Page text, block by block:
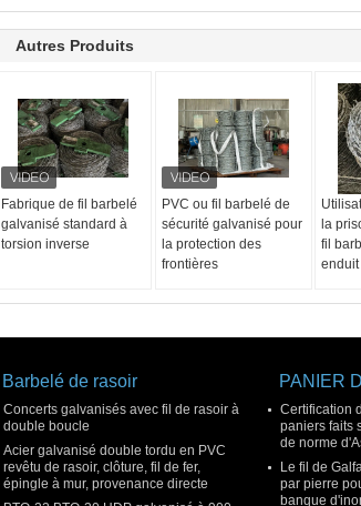
Autres Produits
Fabrique de fil barbelé
galvanisé standard à
torsion inverse
PVC ou fil barbelé de
sécurité galvanisé pour
la protection des
frontières
la
fil
Barbelé de rasoir
Concerts galvanisés avec fil de rasoir à
double boucle
Acier galvanisé double tordu en PVC
revêtu de rasoir, clôture, fil de fer,
épingle à mur, provenance directe
PANIER
Certification
paniers faits
de norme
Le fil de
par pierre
banque